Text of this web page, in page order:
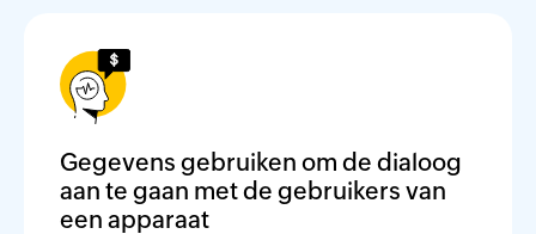
Gegevens gebruiken om de dialoog
aan te gaan met de gebruikers van
een apparaat